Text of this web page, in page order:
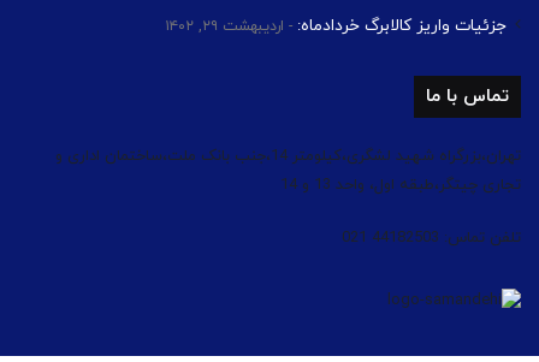
جزئیات واریز کالابرگ خردادماه: اردیبهشت ۲۹, ۱۴۰۲
تماس با ما
تهران،بزرگراه شهید لشگری،کیلومتر 14،جنب بانک ملت،ساختمان اداری و
تجاری چیتگر،طبقه اول، واحد 13 و 14
تلفن تماس: 44182503 021